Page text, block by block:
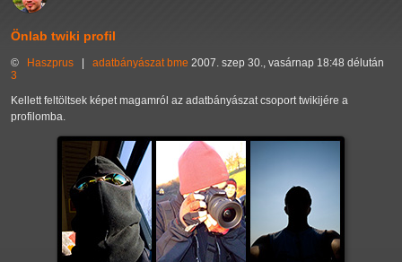
Önlab twiki profil
© Haszprus | adatbányászat bme 2007. szep 30., vasárnap 18:48 délután
3
Kellett feltöltsek képet magamról az adatbányászat csoport twikijére a
profilomba.